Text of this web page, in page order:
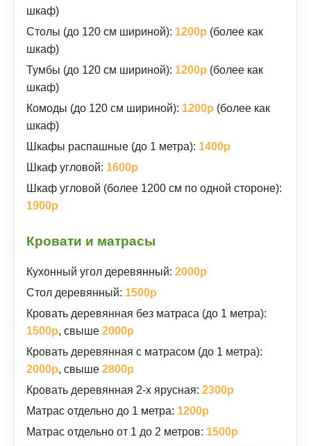
шкаф)
Столы (до 120 см шириной): 1200р (более как
шкаф)
Тумбы (до 120 см шириной): 1200р (более как
шкаф)
Комоды (до 120 см шириной): 1200р (более как
шкаф)
Шкафы распашные (до 1 метра): 1400р
Шкаф угловой: 1600р
Шкаф угловой (более 1200 см по одной стороне):
1900р
Кровати и матрасы
Кухонный угол деревянный: 2000р
Стол деревянный: 1500р
Кровать деревянная без матраса (до 1 метра):
1500р, свыше 2000р
Кровать деревянная с матрасом (до 1 метра):
2000р, свыше 2800р
Кровать деревянная 2-х ярусная: 2300р
Матрас отдельно до 1 метра: 1200р
Матрас отдельно от 1 до 2 метров: 1500р